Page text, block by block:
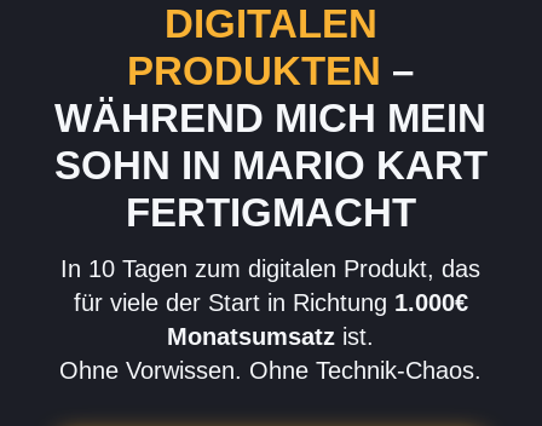
DIGITALEN
PRODUKTEN –
WÄHREND MICH MEIN
SOHN IN MARIO KART
FERTIGMACHT
In 10 Tagen zum digitalen Produkt, das
für viele der Start in Richtung 1.000€
Monatsumsatz ist.
Ohne Vorwissen. Ohne Technik-Chaos.